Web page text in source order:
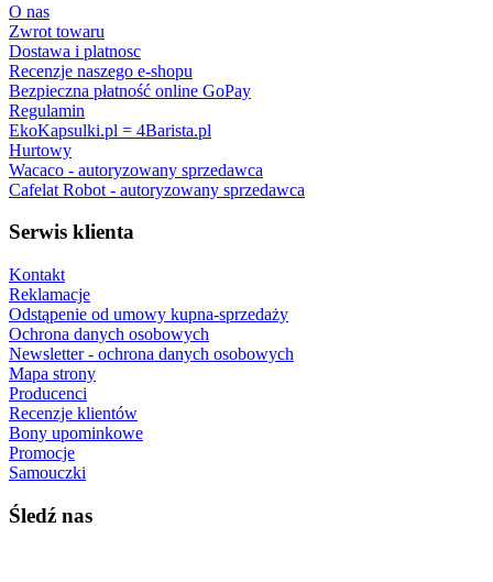
O nas
Zwrot towaru
Dostawa i platnosc
Recenzje naszego e-shopu
Bezpieczna płatność online GoPay
Regulamin
EkoKapsulki.pl = 4Barista.pl
Hurtowy
Wacaco - autoryzowany sprzedawca
Cafelat Robot - autoryzowany sprzedawca
Serwis klienta
Kontakt
Reklamacje
Odstąpenie od umowy kupna-sprzedaży
Ochrona danych osobowych
Newsletter - ochrona danych osobowych
Mapa strony
Producenci
Recenzje klientów
Bony upominkowe
Promocje
Samouczki
Śledź nas